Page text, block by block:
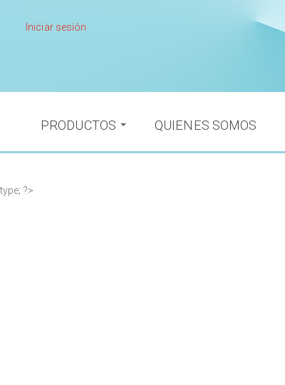
Iniciar sesión
PRODUCTOS QUIENES SOMOS
type; ?>